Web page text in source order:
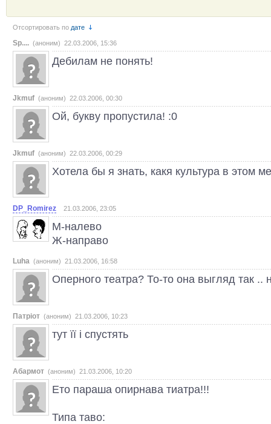
Отсортировать по дате
Sp.... (аноним) 22.03.2006, 15:36
Дебилам не понять!
Jkmuf (аноним) 22.03.2006, 00:30
Ой, букву пропустила! :0
Jkmuf (аноним) 22.03.2006, 00:29
Хотела бы я знать, какя культура в этом
DP_Romirez 21.03.2006, 23:05
М-налево
Ж-направо
Luha (аноним) 21.03.2006, 16:58
Оперного театра? То-то она выгляд так ..
Патріот (аноним) 21.03.2006, 10:23
тут її і спустять
Абармот (аноним) 21.03.2006, 10:20
Ето параша опирнава тиатра!!!
Типа таво: